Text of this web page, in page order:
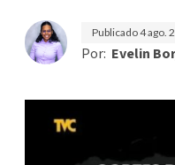
Publicado4 ago.
Por: Evelin